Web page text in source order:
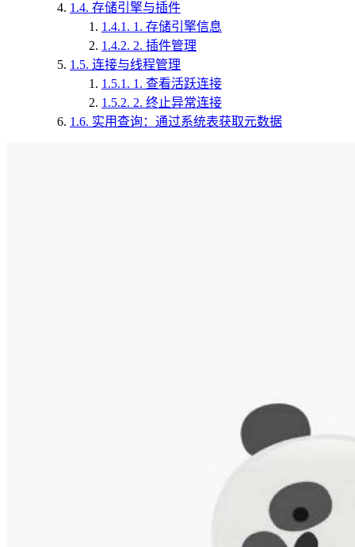
1.4. 存储引擎与插件
1.4.1. 1. 存储引擎信息
1.4.2. 2. 插件管理
1.5. 连接与线程管理
1.5.1. 1. 查看活跃连接
1.5.2. 2. 终止异常连接
1.6. 实用查询：通过系统表获取元数据